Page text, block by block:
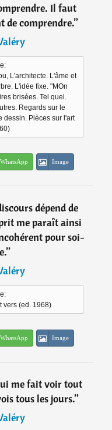
Il faut
de comprendre.”
L'architecte. L'âme et
L'idée fixe. "MOn
brisées. Tel quel.
Regards sur le
dessin. Pièces sur l'art
WhatsApp Image
dépend de
me paraît ainsi
pour soi-
”
vers (ed. 1968)
WhatsApp Image
me fait voir tout
tous les jours.”